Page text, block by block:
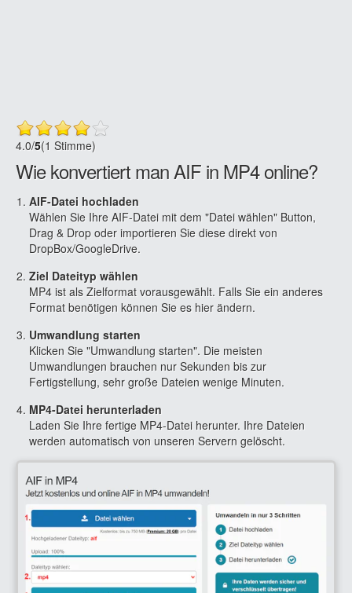
4.0/5(1 Stimme)
Wie konvertiert man AIF in MP4 online?
AIF-Datei hochladen
Wählen Sie Ihre AIF-Datei mit dem "Datei wählen" Button,
Drag & Drop oder importieren Sie diese direkt von
DropBox/GoogleDrive.
Ziel Dateityp wählen
MP4 ist als Zielformat vorausgewählt. Falls Sie ein anderes
Format benötigen können Sie es hier ändern.
Umwandlung starten
Klicken Sie "Umwandlung starten". Die meisten
Umwandlungen brauchen nur Sekunden bis zur
Fertigstellung, sehr große Dateien wenige Minuten.
MP4-Datei herunterladen
Laden Sie Ihre fertige MP4-Datei herunter. Ihre Dateien
werden automatisch von unseren Servern gelöscht.